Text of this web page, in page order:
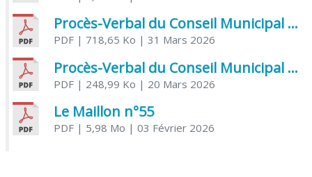
Procès-Verbal du Conseil Municipal du 31 mars 2026
PDF| 718,65 Ko | 31 Mars 2026
Procès-Verbal du Conseil Municipal du 20 mars 2026
PDF| 248,99 Ko | 20 Mars 2026
Le Maillon n°55
PDF| 5,98 Mo | 03 Février 2026